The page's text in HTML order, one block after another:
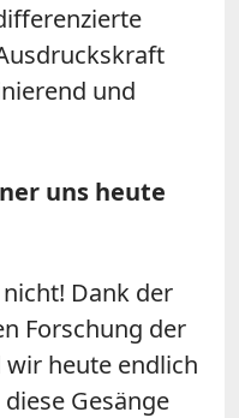
und
uns heute
Dank der
Forschung der
wir heute endlich
Gesänge